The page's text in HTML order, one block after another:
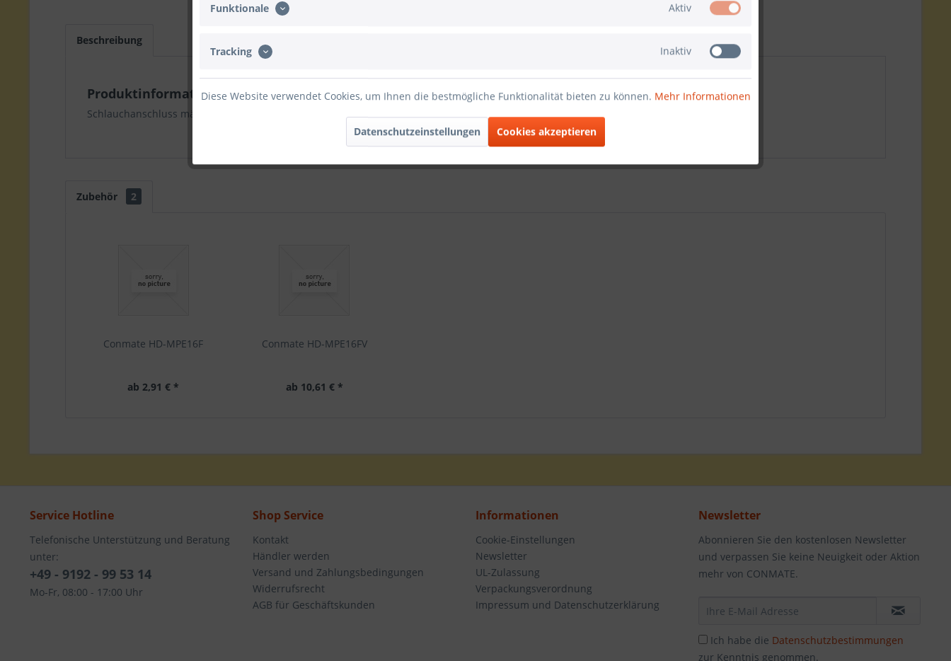
Beschreibung
Produktinformationen "Conmate HD-MPE16M"
Schlauchanschluss männlich 1,6 mm; Zolltarifnummer: 85366990
Zubehör 2
Conmate HD-MPE16F
ab 2,91 € *
Conmate HD-MPE16FV
ab 10,61 € *
Service Hotline
Telefonische Unterstützung und Beratung
unter:
+49 - 9192 - 99 53 14
Mo-Fr, 08:00 - 17:00 Uhr
Shop Service
Kontakt
Händler werden
Versand und Zahlungsbedingungen
Widerrufsrecht
AGB für Geschäftskunden
Informationen
Cookie-Einstellungen
Newsletter
UL-Zulassung
Verpackungsverordnung
Impressum und Datenschutzerklärung
Newsletter
Abonnieren Sie den kostenlosen Newsletter
und verpassen Sie keine Neuigkeit oder Aktion
mehr von CONMATE.
Ich habe die Datenschutzbestimmungen
zur Kenntnis genommen.
Funktionale Aktiv
Tracking Inaktiv
Diese Website verwendet Cookies, um Ihnen die bestmögliche Funktionalität bieten zu können. Mehr Informationen
Datenschutzeinstellungen Cookies akzeptieren